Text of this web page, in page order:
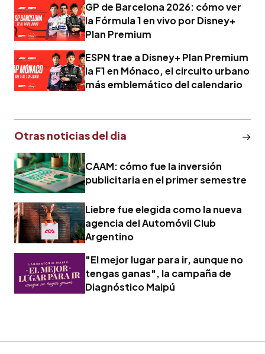
GP de Barcelona 2026: cómo ver
la Fórmula 1 en vivo por Disney+
Plan Premium
ESPN trae a Disney+ Plan Premium
la F1 en Mónaco, el circuito urbano
más emblemático del calendario
Otras noticias del dia
CAAM: cómo fue la inversión
publicitaria en el primer semestre
Liebre fue elegida como la nueva
agencia del Automóvil Club
Argentino
"El mejor lugar para ir, aunque no
tengas ganas", la campaña de
Diagnóstico Maipú